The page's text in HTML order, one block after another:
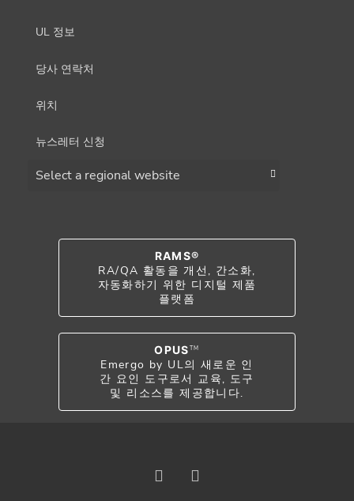
UL 정보
당사 연락처
위치
뉴스레터 신청
RAMS®
RA/QA 활동을 개선, 간소화,
자동화하기 위한 디지털 제품
플랫폼
OPUS TM
Emergo by UL의 새로운 인
간 요인 도구로서 교육, 도구
및 리소스를 제공합니다.